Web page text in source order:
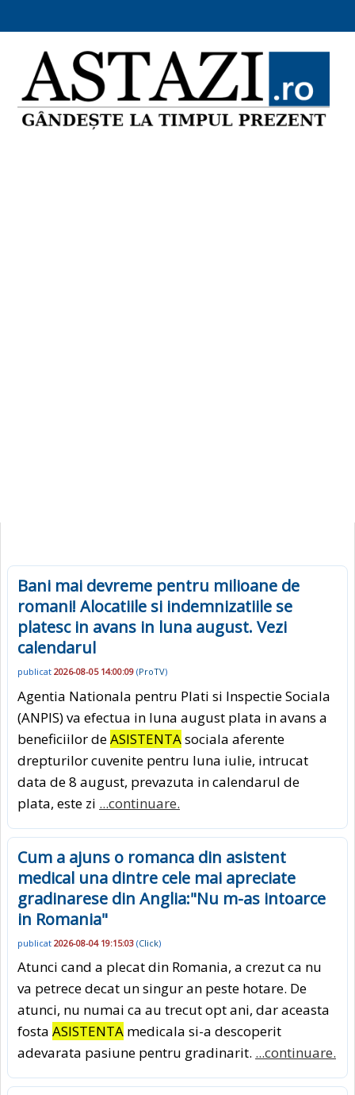
Bani mai devreme pentru milioane de
romani! Alocatiile si indemnizatiile se
platesc in avans in luna august. Vezi
calendarul
publicat 2026-08-05 14:00:09 (ProTV)
Agentia Nationala pentru Plati si Inspectie Sociala
(ANPIS) va efectua in luna august plata in avans a
beneficiilor deASISTENTAsociala aferente
drepturilor cuvenite pentru luna iulie, intrucat
data de 8 august, prevazuta in calendarul de
plata, este zi ...continuare.
Cum a ajuns o romanca din asistent
medical una dintre cele mai apreciate
gradinarese din Anglia:"Nu m-as intoarce
in Romania"
publicat 2026-08-04 19:15:03 (Click)
Atunci cand a plecat din Romania, a crezut ca nu
va petrece decat un singur an peste hotare. De
atunci, nu numai ca au trecut opt ani, dar aceasta
fosta ASISTENTA medicala si-a descoperit
adevarata pasiune pentru gradinarit. ...continuare.